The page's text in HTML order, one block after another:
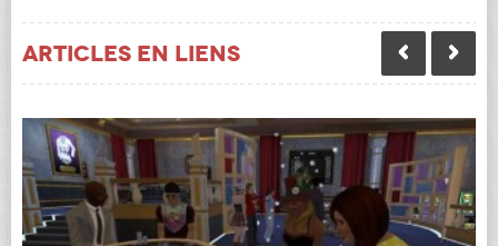
Articles en liens